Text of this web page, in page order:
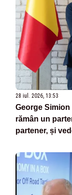
28 iul. 2026, 13:53
George
rămân un
partener, și